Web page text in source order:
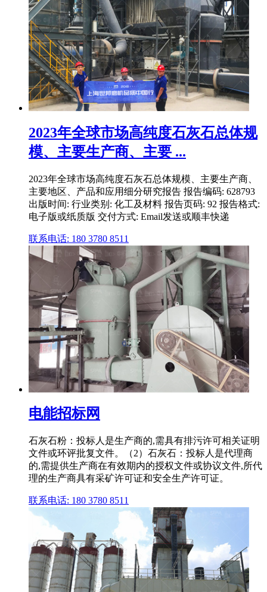
2023年全球市场高纯度石灰石总体规
模、主要生产商、主要 ...
2023年全球市场高纯度石灰石总体规模、主要生产商、
主要地区、产品和应用细分研究报告 报告编码: 628793
出版时间: 行业类别: 化工及材料 报告页码: 92 报告格式:
电子版或纸质版 交付方式: Email发送或顺丰快递
联系电话: 180 3780 8511
电能招标网
石灰石粉：投标人是生产商的,需具有排污许可相关证明
文件或环评批复文件。（2）石灰石：投标人是代理商
的,需提供生产商在有效期内的授权文件或协议文件,所代
理的生产商具有采矿许可证和安全生产许可证。
联系电话: 180 3780 8511